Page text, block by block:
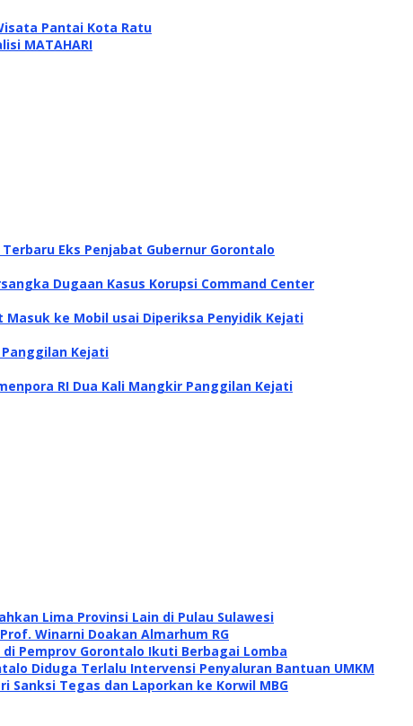
Pantai Kota Ratu
MATAHARI
Eks Penjabat Gubernur Gorontalo
Dugaan Kasus Korupsi Command Center
Masuk ke Mobil usai Diperiksa Penyidik Kejati
Kejati
RI Dua Kali Mangkir Panggilan Kejati
Lima Provinsi Lain di Pulau Sulawesi
Winarni Doakan Almarhum RG
Pemprov Gorontalo Ikuti Berbagai Lomba
Diduga Terlalu Intervensi Penyaluran Bantuan UMKM
Sanksi Tegas dan Laporkan ke Korwil MBG